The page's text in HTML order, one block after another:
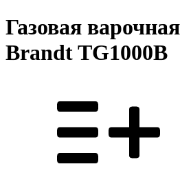
Газовая
Brandt TG1000B